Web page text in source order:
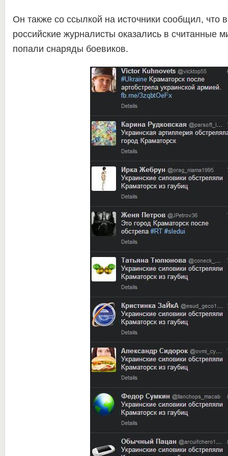
Он также со ссылкой на источники сообщил, что
российские журналисты оказались в считанные
попали снаряды боевиков.